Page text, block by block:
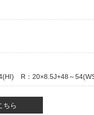
R：20×8.5J+48～
ちら